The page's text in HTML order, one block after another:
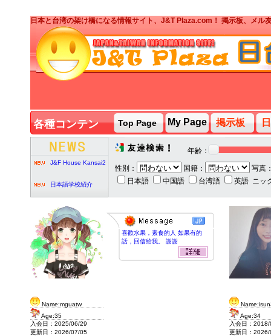
日本と台湾の架け橋になる情報サイト、J&T Plaza.com！ 掲示板、メル
各種コンテン
ツ
Top Page My Page 掲示板
2020/2/7
J&F House Kansai2
日本語学校紹介
J&T PARTY台湾人ボ
ランティア募集
J&T PARTY
2020/2/7
年齢：
性別： 国籍：
写真
日本語
中国語 台湾語 英語 ニッ
Name:mguatw
Age:35
入会日：2025/06/29
更新日：2026/07/05
喜歡水果，素食的人 如果有的
話，回信給我。 謝謝
Age:34
入会日：
更新日：